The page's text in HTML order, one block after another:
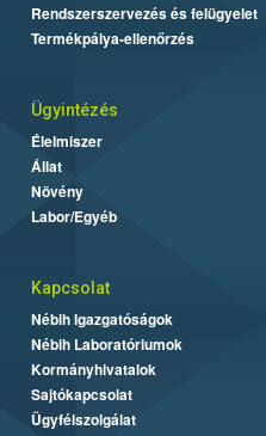
Rendszerszervezés és felügyelet
Termékpálya-ellenőrzés
Ügyintézés
Élelmiszer
Állat
Növény
Labor/Egyéb
Kapcsolat
Nébih Igazgatóságok
Nébih Laboratóriumok
Kormányhivatalok
Sajtókapcsolat
Ügyfélszolgálat